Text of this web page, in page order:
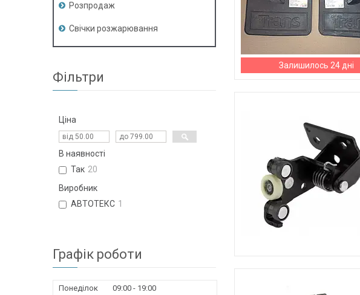
Залишилось 24 дні
Розпродаж
Свічки розжарювання
Фільтри
Ціна
В наявності
Так 20
Виробник
АВТОТЕКС 1
Графік роботи
Понеділок 09:00
19:00